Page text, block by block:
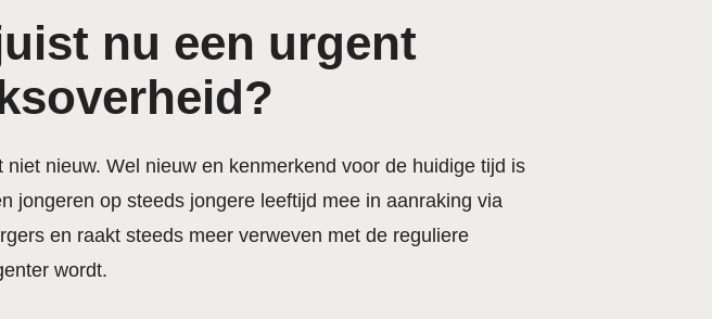
nu een urgent
nieuw. Wel nieuw en kenmerkend voor de huidige tijd is
jongeren op steeds jongere leeftijd mee in aanraking via
en raakt steeds meer verweven met de reguliere
wordt.